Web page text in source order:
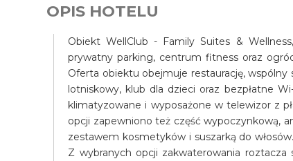
OPIS HOTELU
Obiekt WellClub - Family Suites &
prywatny parking, centrum fitness oraz
Oferta obiektu obejmuje restaurację, wspólny
lotniskowy, klub dla dzieci oraz bezpłatne
klimatyzowane i wyposażone w telewizor z
opcji zapewniono też część wypoczynkową,
zestawem kosmetyków i suszarką do
Z wybranych opcji zakwaterowania